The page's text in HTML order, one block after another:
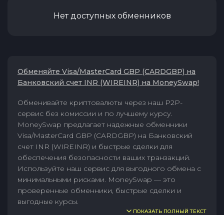
Нет доступных обменников
Обменяйте Visa/MasterCard GBP (CARDGBP) на
Банковский счет INR (WIREINR) на MoneySwap!
Обменивайте криптовалюты через наш P2P-
сервис без комиссии и по лучшему курсу.
MoneySwap предлагает надежные обменники
Visa/MasterCard GBP (CARDGBP) на Банковский
счет INR (WIREINR) и быстрые сделки для
обеспечения безопасности ваших транзакций.
Используйте наш сервис для выгодного обмена с
минимальными рисками. MoneySwap — это
проверенные обменники, быстрые сделки и
выгодные курсы.
ПОКАЗАТЬ ПОЛНЫЙ ТЕКСТ